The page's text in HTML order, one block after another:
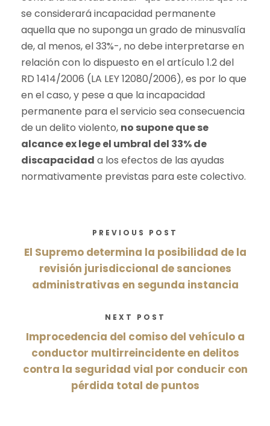
se considerará incapacidad permanente
aquella que no suponga un grado de minusvalía
de, al menos, el 33%-, no debe interpretarse en
relación con lo dispuesto en el artículo 1.2 del
RD 1414/2006 (LA LEY 12080/2006), es por lo que
en el caso, y pese a que la incapacidad
permanente para el servicio sea consecuencia
de un delito violento, no supone que se
alcance ex lege el umbral del 33% de
discapacidad a los efectos de las ayudas
normativamente previstas para este colectivo.
PREVIOUS POST
El Supremo determina la posibilidad de la
revisión jurisdiccional de sanciones
administrativas en segunda instancia
NEXT POST
Improcedencia del comiso del vehículo a
conductor multirreincidente en delitos
contra la seguridad vial por conducir con
pérdida total de puntos